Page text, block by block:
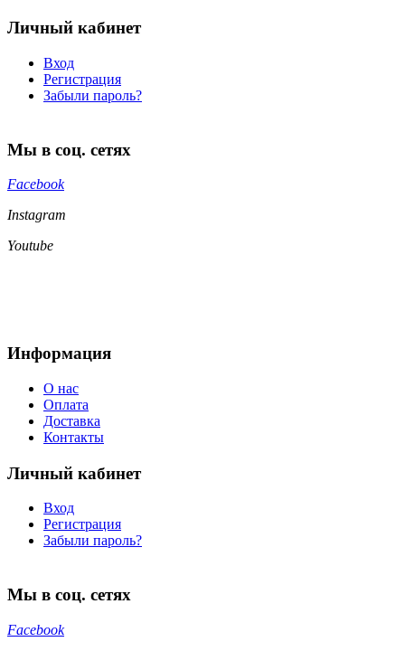
Личный кабинет
Вход
Регистрация
Забыли пароль?
Мы в соц. сетях
Facebook
Instagram
Youtube
Информация
О нас
Оплата
Доставка
Контакты
Личный кабинет
Вход
Регистрация
Забыли пароль?
Мы в соц. сетях
Facebook